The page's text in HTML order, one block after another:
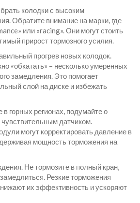
колодки с высоким
Обратите внимание на марки, где
или «racing». Они могут стоить
прирост тормозного усилия.
прогрев новых колодок.
«обкатать» – несколько умеренных
замедления. Это помогает
слой на диске и избежать
горных регионах, подумайте о
датчиком.
могут корректировать давление в
мощность торможения на
Не тормозите в полный кран,
Резкие торможения
их эффективность и ускоряют